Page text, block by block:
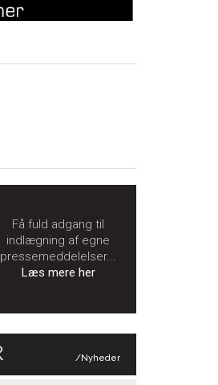
Få fuld adgang til
indlægning af egne
pressemeddelelser...
Læs mere her
/Nyheder